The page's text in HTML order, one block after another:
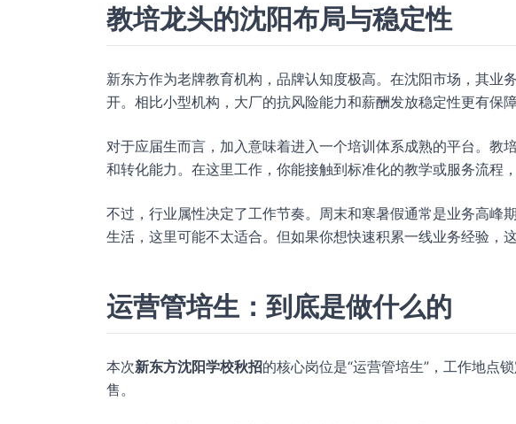
教培龙头的沈阳布局与稳定性
新东方作为老牌教育机构，品牌认知度极高。在沈阳市场，其业
开。相比小型机构，大厂的抗风险能力和薪酬发放稳定性更有保障
对于应届生而言，加入意味着进入一个培训体系成熟的平台。教
和转化能力。在这里工作，你能接触到标准化的教学或服务流程
不过，行业属性决定了工作节奏。周末和寒暑假通常是业务高峰
生活，这里可能不太适合。但如果你想快速积累一线业务经验，
运营管培生：到底是做什么的
本次新东方沈阳学校秋招的核心岗位是“运营管培生”，工作地点
售。